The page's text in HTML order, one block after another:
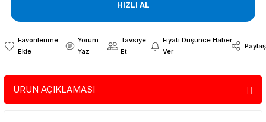
HIZLI AL
Yorum
Yaz
Tavsiye
Et
Fiyatı Düşünce Haber
Ver
Paylaş
ÜRÜN AÇIKLAMASI